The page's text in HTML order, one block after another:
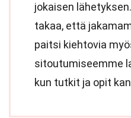
jokaisen
takaa, että
paitsi kiehtovia
sitoutumiseemme
kun tutkit ja opit